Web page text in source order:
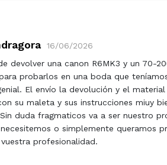
16/06/2026
devolver una canon R6MK3 y un 70-
probarlos en una boda que
El envío la devolución y el
su maleta y sus instrucciones miuy
duda fragmaticos va a ser nuestro
o simplemente queramos
profesionalidad.